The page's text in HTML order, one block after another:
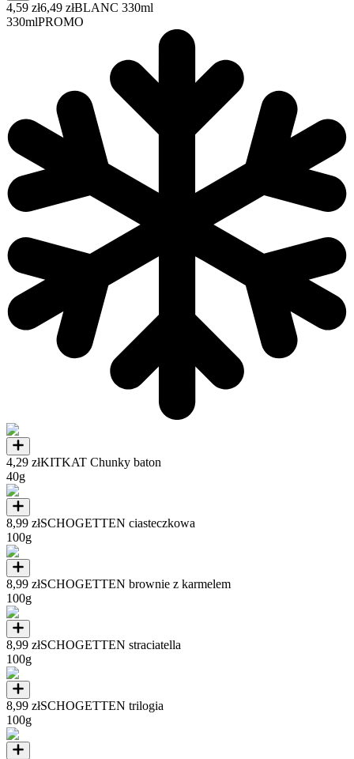
4,59 zł6,49 złBLANC 330ml
330mlPROMO
4,29 złKITKAT Chunky baton
40g
8,99 złSCHOGETTEN ciasteczkowa
100g
8,99 złSCHOGETTEN brownie z karmelem
100g
8,99 złSCHOGETTEN straciatella
100g
8,99 złSCHOGETTEN trilogia
100g